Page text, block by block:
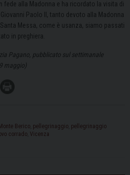
alla Madonna e ha ricordato la visita di
Paolo II, tanto devoto alla Madonna
Messa, come è usanza, siamo passati
in preghiera.
Pagano, pubblicato sul settimanale
maggio)
Monte Berico pellegrinaggio pellegrinaggio
corrado Vicenza